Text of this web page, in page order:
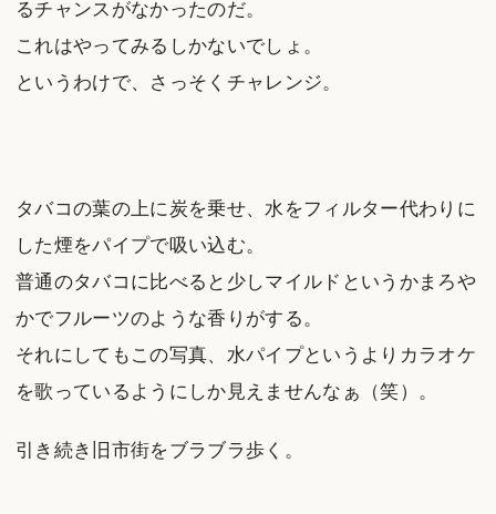
るチャンスがなかったのだ。
これはやってみるしかないでしょ。
というわけで、さっそくチャレンジ。
タバコの葉の上に炭を乗せ、水をフィルター代わりに
した煙をパイプで吸い込む。
普通のタバコに比べると少しマイルドというかまろや
かでフルーツのような香りがする。
それにしてもこの写真、水パイプというよりカラオケ
を歌っているようにしか見えませんなぁ（笑）。
引き続き旧市街をブラブラ歩く。